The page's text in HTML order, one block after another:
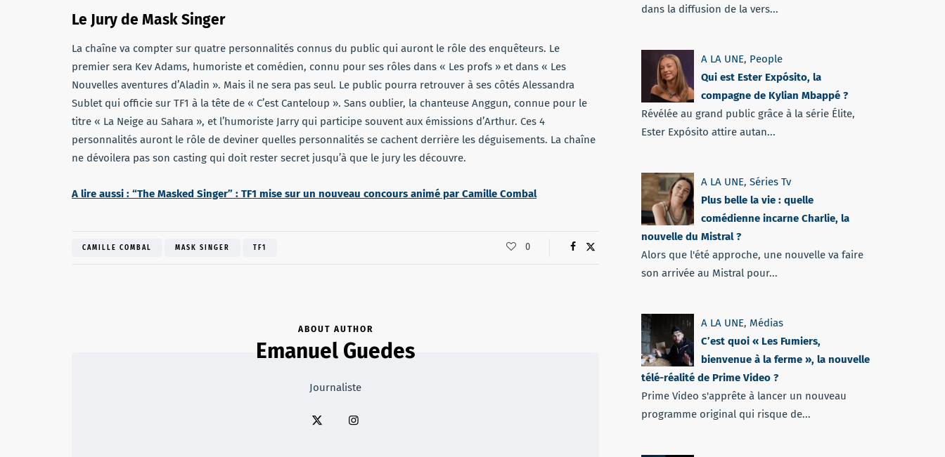
Le Jury de Mask Singer
La chaîne va compter sur quatre personnalités connus du public qui auront le rôle des enquêteurs. Le
premier sera Kev Adams, humoriste et comédien, connu pour ses rôles dans « Les profs » et dans « Les
Nouvelles aventures d’Aladin ». Mais il ne sera pas seul. Le public pourra retrouver à ses côtés Alessandra
Sublet qui officie sur TF1 à la tête de « C’est Canteloup ». Sans oublier, la chanteuse Anggun, connue pour le
titre « La Neige au Sahara », et l’humoriste Jarry qui participe souvent aux émissions d’Arthur. Ces 4
personnalités auront le rôle de deviner quelles personnalités se cachent derrière les déguisements. La chaîne
ne dévoilera pas son casting qui doit rester secret jusqu’à que le jury les découvre.
A lire aussi : “The Masked Singer” : TF1 mise sur un nouveau concours animé par Camille Combal
CAMILLE COMBAL MASK SINGER TF1 0
ABOUT AUTHOR
Emanuel Guedes
Journaliste
dans la diffusion de la vers...
A LA UNE, People
Qui est Ester Expósito, la
compagne de Kylian Mbappé ?
Révélée au grand public grâce à la série Élite,
Ester Expósito attire autan...
A LA UNE, Séries Tv
Plus belle la vie : quelle
comédienne incarne Charlie, la
nouvelle du Mistral ?
Alors que l'été approche, une nouvelle va faire
son arrivée au Mistral pour...
A LA UNE, Médias
C’est quoi « Les Fumiers,
bienvenue à la ferme », la nouvelle
télé-réalité de Prime Video ?
Prime Video s'apprête à lancer un nouveau
programme original qui risque de...